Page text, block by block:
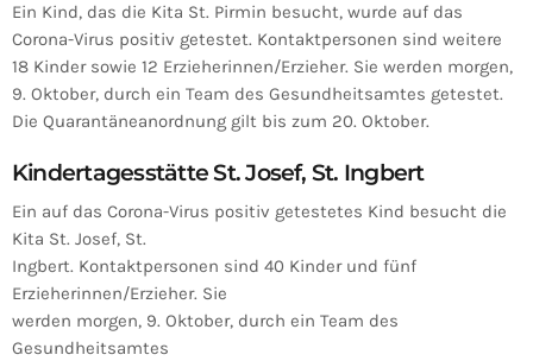
Ein Kind, das die Kita St. Pirmin besucht, wurde auf das
Corona-Virus positiv getestet. Kontaktpersonen sind weitere
18 Kinder sowie 12 Erzieherinnen/Erzieher. Sie werden morgen,
9. Oktober, durch ein Team des Gesundheitsamtes getestet.
Die Quarantäneanordnung gilt bis zum 20. Oktober.
Kindertagesstätte St. Josef, St. Ingbert
Ein auf das Corona-Virus positiv getestetes Kind besucht die
Kita St. Josef, St.
Ingbert. Kontaktpersonen sind 40 Kinder und fünf
Erzieherinnen/Erzieher. Sie
werden morgen, 9. Oktober, durch ein Team des
Gesundheitsamtes